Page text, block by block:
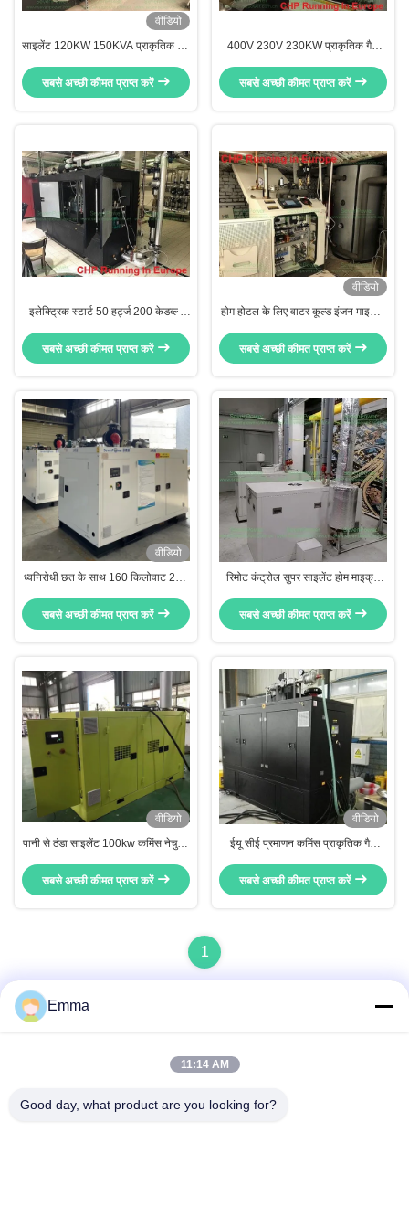
वीडियो
साइलेंट 120KW 150KVA प्राकृतिक गैस
सबसे अच्छी कीमत प्राप्त करें
400V 230V 230KW प्राकृतिक गैस
सबसे अच्छी कीमत प्राप्त करें
इलेक्ट्रिक स्टार्ट 50 हर्ट्ज 200 केडब्ल्यू
सबसे अच्छी कीमत प्राप्त करें
वीडियो
होम होटल के लिए वाटर कूल्ड इंजन माइक्रो
सबसे अच्छी कीमत प्राप्त करें
वीडियो
ध्वनिरोधी छत के साथ 160 किलोवाट 200
सबसे अच्छी कीमत प्राप्त करें
रिमोट कंट्रोल सुपर साइलेंट होम माइक्रो
सबसे अच्छी कीमत प्राप्त करें
वीडियो
पानी से ठंडा साइलेंट 100kw कमिंस नेचुरल
चल रहा है
सबसे अच्छी कीमत प्राप्त करें
वीडियो
ईयू सीई प्रमाणन कमिंस प्राकृतिक गैस
सबसे अच्छी कीमत प्राप्त करें
1
पता
Emma
11:14 AM
Good day, what product are you looking for?